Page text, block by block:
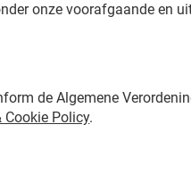
onze voorafgaande en
de Algemene
Cookie Policy.